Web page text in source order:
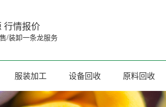
行情报价
/装卸一条龙服务
服装加工 设备回收 原料回收